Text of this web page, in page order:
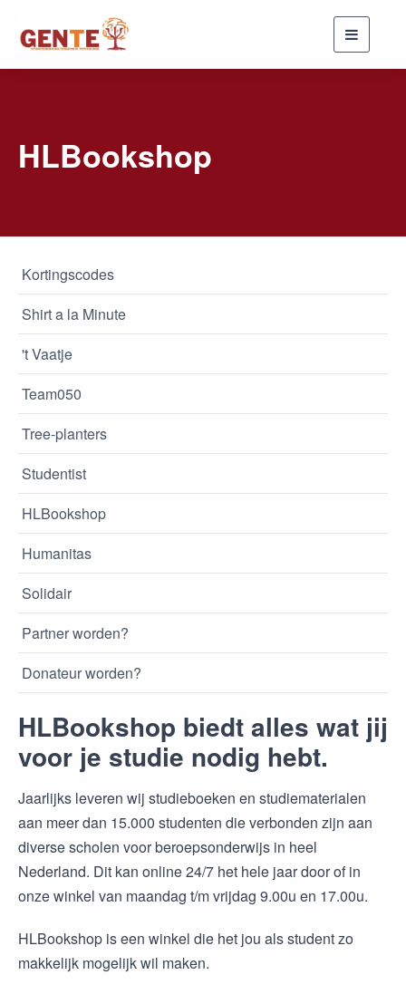
Toggle
HLBookshop
Kortingscodes
Shirt a la Minute
't Vaatje
Team050
Tree-planters
Studentist
HLBookshop
Humanitas
Solidair
Partner worden?
Donateur worden?
HLBookshop biedt alles wat jij
voor je studie nodig hebt.
Jaarlijks leveren wij studieboeken en studiematerialen
aan meer dan 15.000 studenten die verbonden zijn aan
diverse scholen voor beroepsonderwijs in heel
Nederland. Dit kan online 24/7 het hele jaar door of in
onze winkel van maandag t/m vrijdag 9.00u en 17.00u.
HLBookshop is een winkel die het jou als student zo
makkelijk mogelijk wil maken.